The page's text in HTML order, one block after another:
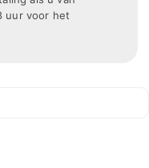
uur voor het